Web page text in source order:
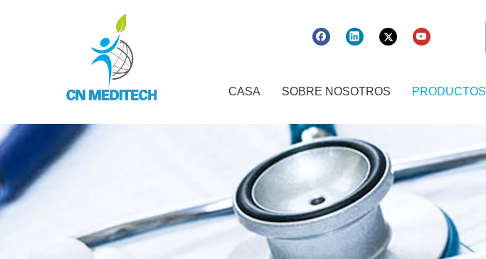
CASA SOBRE NOSOTROS PRODUCTOS